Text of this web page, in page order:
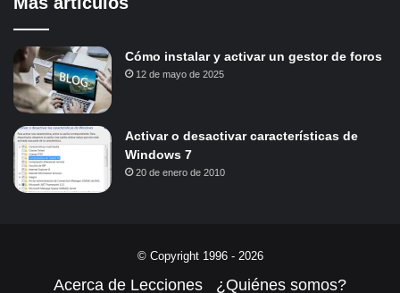
Cómo instalar y activar un gestor de foros
12 de mayo de 2025
Activar o desactivar características de
Windows 7
20 de enero de 2010
© Copyright 1996 - 2026
Acerca de Lecciones ¿Quiénes somos?